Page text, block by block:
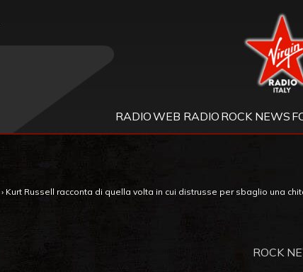
RADIOWEB RADIO ROCK NEWS
› Kurt Russell racconta di quella volta in cui distrusse per sbaglio una
ROCK